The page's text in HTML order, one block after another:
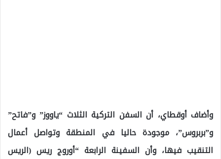
وأضاف أوقطاي، أن السفن التركية الثلاث “ياووز” و”فاتح”
و”بربروس”، موجودة حاليا في المنطقة وتواصل أعمال
التنقيب فيها، وأن السفينة الرابعة “أوروج ريس (الريس